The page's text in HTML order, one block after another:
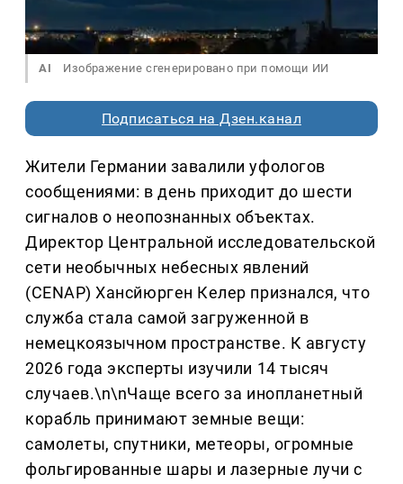
AI Изображение сгенерировано при помощи ИИ
Подписаться на Дзен.канал
Жители Германии завалили уфологов
сообщениями: в день приходит до шести
сигналов о неопознанных объектах.
Директор Центральной исследовательской
сети необычных небесных явлений
(CENAP) Хансйюрген Келер признался, что
служба стала самой загруженной в
немецкоязычном пространстве. К августу
2026 года эксперты изучили 14 тысяч
случаев.\n\nЧаще всего за инопланетный
корабль принимают земные вещи:
самолеты, спутники, метеоры, огромные
фольгированные шары и лазерные лучи с